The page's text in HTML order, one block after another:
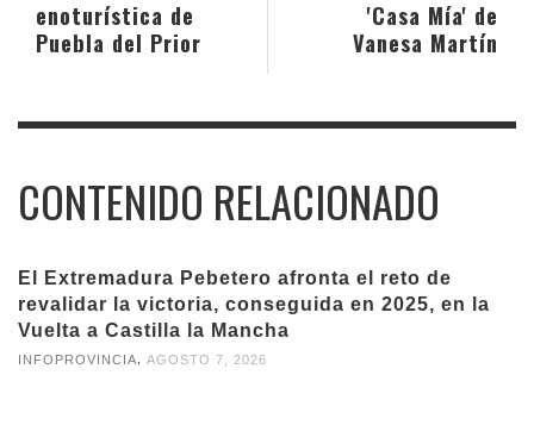
'Casa Mía' de
Vanesa Martín
enoturística de
Puebla del Prior
CONTENIDO RELACIONADO
El Extremadura Pebetero afronta el reto de
revalidar la victoria, conseguida en 2025, en la
Vuelta a Castilla la Mancha
INFOPROVINCIA AGOSTO 7, 2026